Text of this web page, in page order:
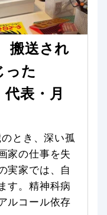
搬送され
った
代表・月
とき、深い孤
家の仕事を失
実家では、自
す。精神科病
ルコール依存